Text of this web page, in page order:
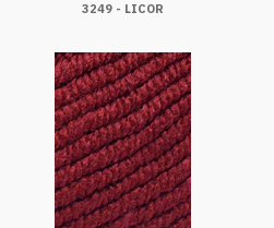
3249 - LICOR